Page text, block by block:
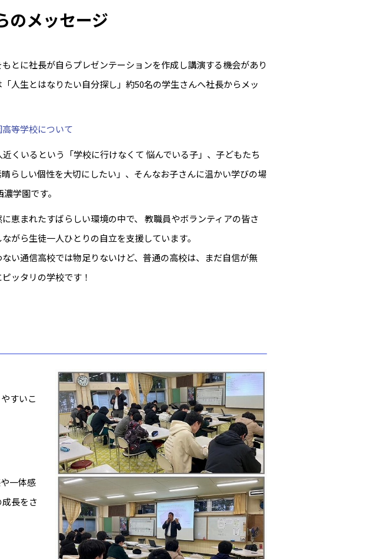
のメッセージ
とに社長が自らプレゼンテーションを作成し講演する機会があり
人生とはなりたい自分探し」約50名の学生さんへ社長からメッ
等学校について
くいるという「学校に行けなくて 悩んでいる子」、子どもたち
らしい個性を大切にしたい」、そんなお子さんに温かい学びの場
学園です。
恵まれたすばらしい環境の中で、 教職員やボランティアの皆さ
がら生徒一人ひとりの自立を支援しています。
い通信高校では物足りないけど、普通の高校は、まだ自信が無
ッタリの学校です！
すいこ
一体感
長をさ